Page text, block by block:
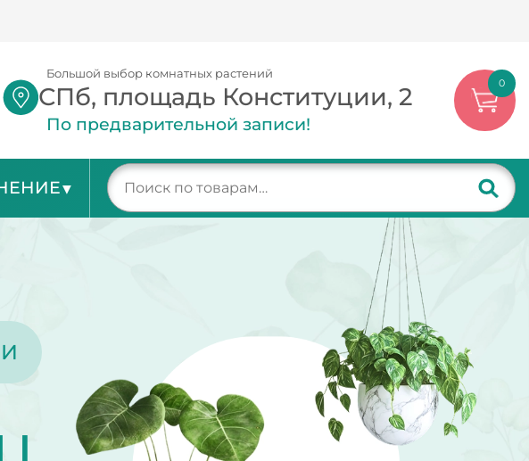
Большой выбор комнатных растений
СПб, площадь Конституции, 2
По предварительной записи!
0